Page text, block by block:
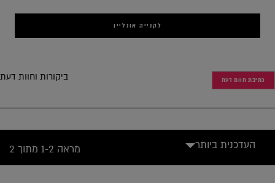
לקנייה אונליין
ביקורות וחוות דעת כתיבת חוות דעת
מראה 1-2 מתוך 2 העדכנית ביותר